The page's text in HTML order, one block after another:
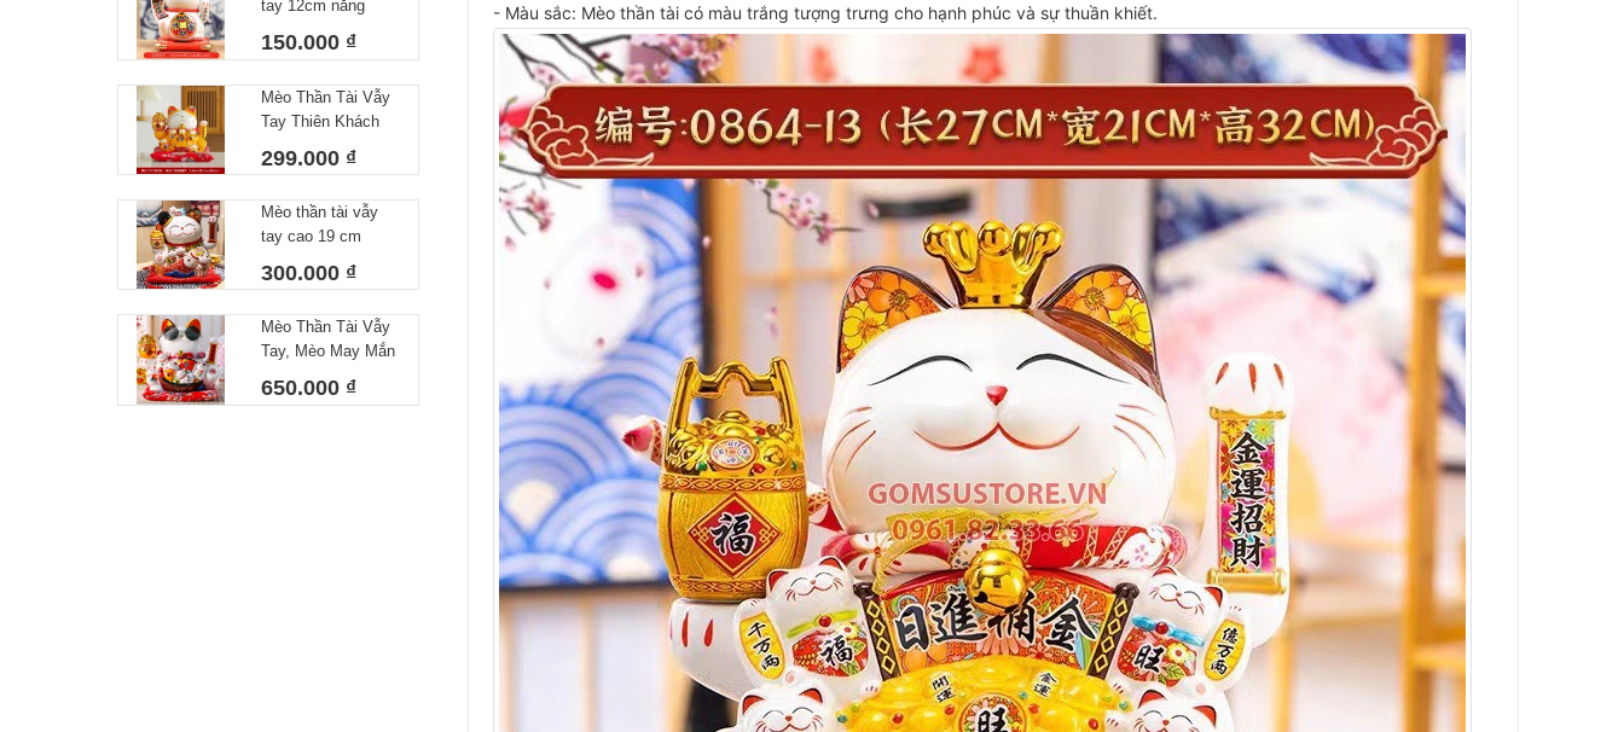
tay 12cm năng
150.000 ₫
Mèo Thần Tài Vẫy
Tay Thiên Khách
Sung Túc 18cm
Đệm Và Hộp Đẹp
299.000 ₫
Mèo thần tài vẫy
tay cao 19 cm
300.000 ₫
Mèo Thần Tài Vẫy
Tay, Mèo May Mắn
Thuyền Tài Lộc
Cao 31cm Kèm
650.000 ₫
- Màu sắc: Mèo thần tài có màu trắng tượng trưng cho hạnh phúc và sự thuần khiết.